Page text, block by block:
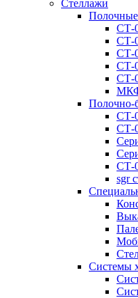
Стеллажи
Полочные
СТ-
СТ-
СТ-
СТ-
СТ-
Полочно-
СТ-
СТ-
СТ-
sgr
Системы